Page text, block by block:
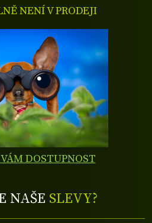
NENÍ V PRODEJI
DOSTUPNOST
NAŠE SLEVY?